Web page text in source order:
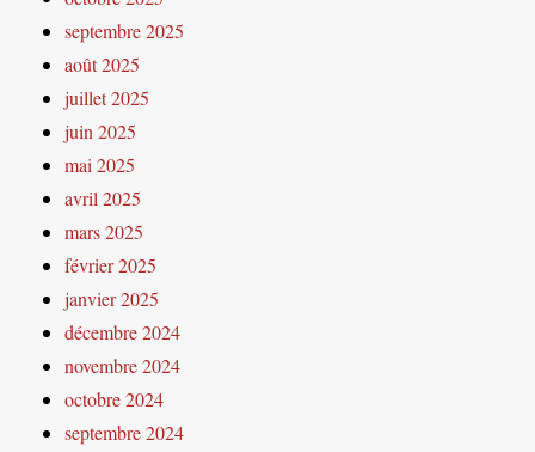
septembre 2025
août 2025
juillet 2025
juin 2025
mai 2025
avril 2025
mars 2025
février 2025
janvier 2025
décembre 2024
novembre 2024
octobre 2024
septembre 2024